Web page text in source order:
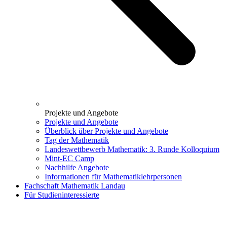
Projekte und Angebote
Projekte und Angebote
Überblick über Projekte und Angebote
Tag der Mathematik
Landeswettbewerb Mathematik: 3. Runde Kolloquium
Mint-EC Camp
Nachhilfe Angebote
Informationen für Mathematiklehrpersonen
Fachschaft Mathematik Landau
Für Studieninteressierte